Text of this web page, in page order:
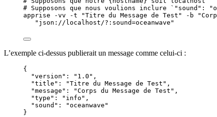
# Supposons que nous voulions inclure `"sound":
apprise
-vv -t "Titre du Message de Test " -b "
" json://localhost/?:sound=oceanwave "
L’exemple ci-dessus publierait un message comme celui-ci :
{
"version" : " 1.0 " ,
"title" : "Titre du Message de Test " ,
"message" : "Corps du Message de Test " ,
"type" : " info " ,
"sound" : "oceanwave "
}